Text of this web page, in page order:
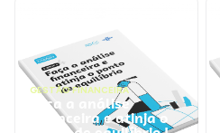
GESTÃO FINANCEIRA
Faça a análise
financeira e atinja o